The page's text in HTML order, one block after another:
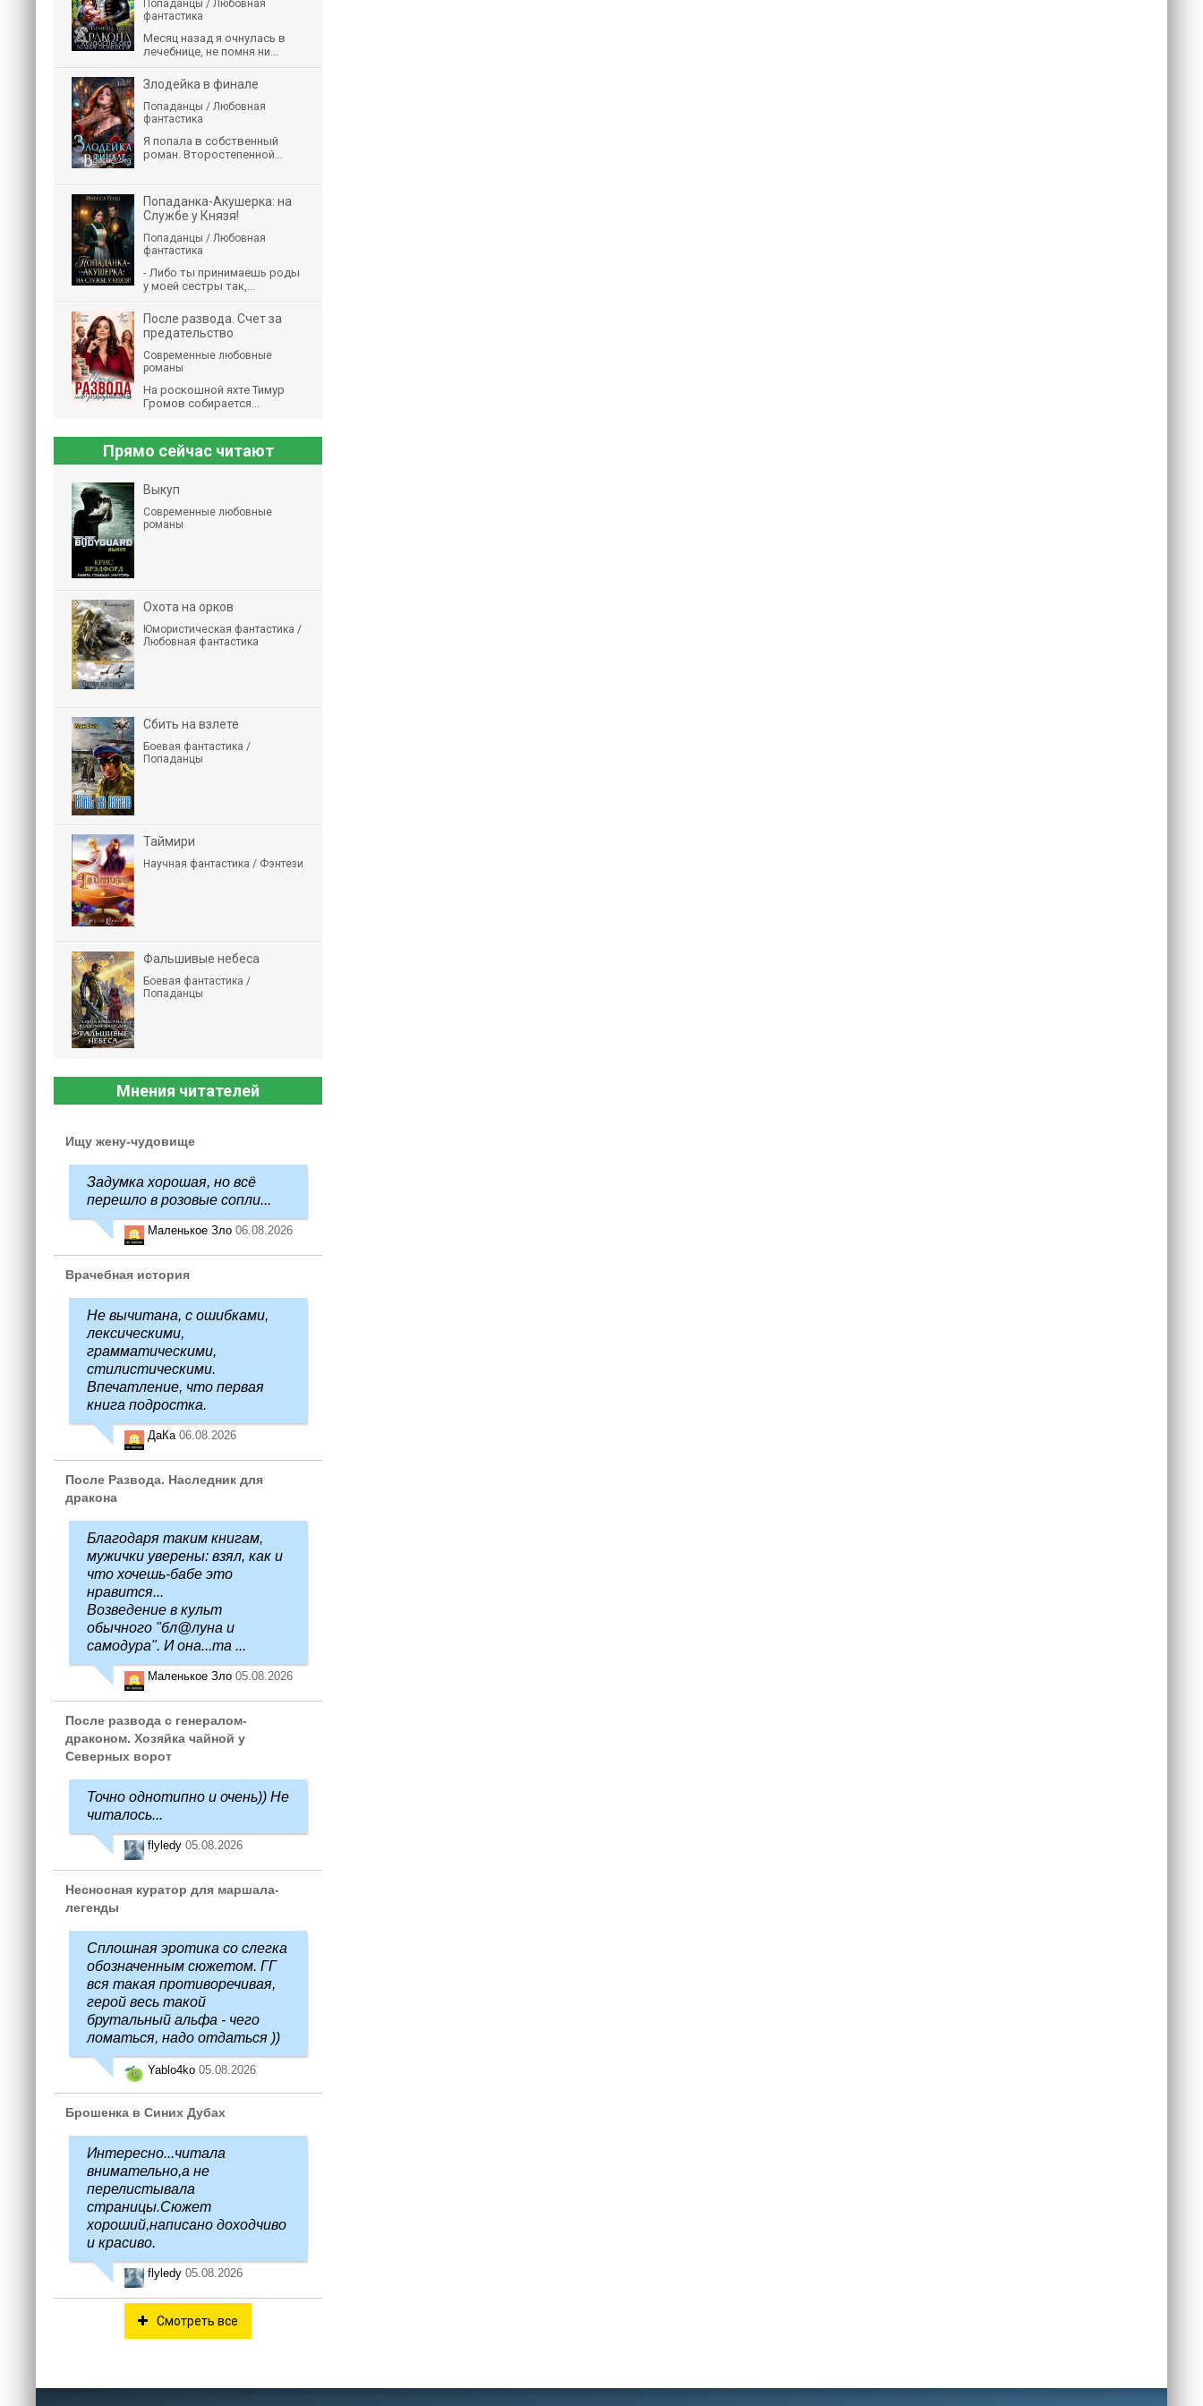
Попаданцы / Любовная
фантастика
Месяц назад я очнулась в
лечебнице, не помня ни...
Злодейка в финале
Попаданцы / Любовная
фантастика
Я попала в собственный
роман. Второстепенной...
Попаданка-Акушерка: на
Службе у Князя!
Попаданцы / Любовная
фантастика
- Либо ты принимаешь роды
у моей сестры так,...
После развода. Счет за
предательство
Современные любовные
романы
На роскошной яхте Тимур
Громов собирается...
Прямо сейчас читают
Выкуп
Современные любовные
романы
Охота на орков
Юмористическая фантастика /
Любовная фантастика
Сбить на взлете
Боевая фантастика /
Попаданцы
Таймири
Научная фантастика / Фэнтези
Фальшивые небеса
Боевая фантастика /
Попаданцы
Мнения читателей
Ищу жену-чудовище
Задумка хорошая, но всё
перешло в розовые сопли...
Маленькое Зло 06.08.2026
Врачебная история
Не вычитана, с ошибками,
лексическими,
грамматическими,
стилистическими.
Впечатление, что первая
книга подростка.
ДаКа 06.08.2026
После Развода. Наследник для
дракона
Благодаря таким книгам,
мужички уверены: взял, как и
что хочешь-бабе это
нравится...
Возведение в культ
обычного "бл@луна и
самодура". И она...та ...
Маленькое Зло 05.08.2026
После развода с генералом-
драконом. Хозяйка чайной у
Северных ворот
Точно однотипно и очень)) Не
читалось...
flyledy 05.08.2026
Несносная куратор для маршала-
легенды
Сплошная эротика со слегка
обозначенным сюжетом. ГГ
вся такая противоречивая,
герой весь такой
брутальный альфа - чего
ломаться, надо отдаться ))
Yablo4ko 05.08.2026
Брошенка в Синих Дубах
Интересно...читала
внимательно,а не
перелистывала
страницы.Сюжет
хороший,написано доходчиво
и красиво.
flyledy 05.08.2026
Смотреть все